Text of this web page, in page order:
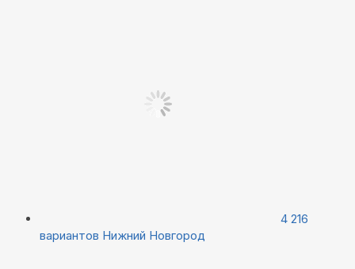
4 216
вариантов Нижний Новгород